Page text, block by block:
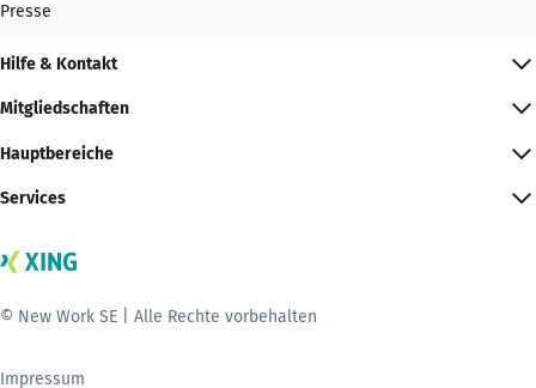
Presse
Hilfe & Kontakt
Mitgliedschaften
Hauptbereiche
Services
© New Work SE | Alle Rechte vorbehalten
Impressum